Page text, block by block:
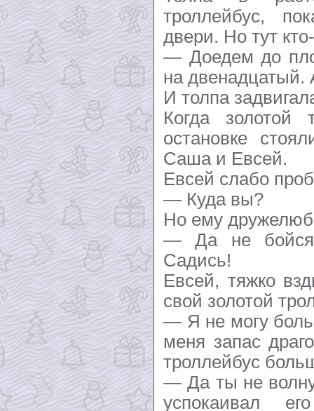
троллейбус,
двери. Но тут
— Доедем до
на двенадцатый.
И толпа
Когда золотой
остановке
Саша и Евсей.
Евсей слабо
— Куда вы?
Но ему
— Да не
Садись!
Евсей, тяжко
свой золотой
— Я не могу
меня запас
троллейбус
— Да ты не
успокаивал